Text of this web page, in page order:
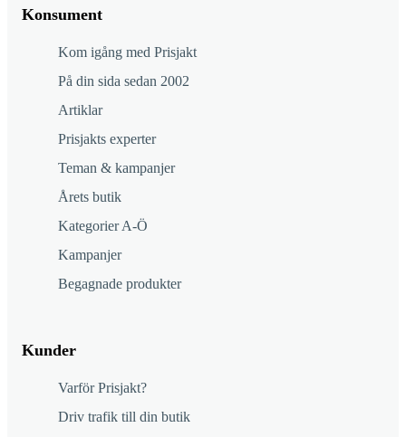
Konsument
Kom igång med Prisjakt
På din sida sedan 2002
Artiklar
Prisjakts experter
Teman & kampanjer
Årets butik
Kategorier A-Ö
Kampanjer
Begagnade produkter
Kunder
Varför Prisjakt?
Driv trafik till din butik